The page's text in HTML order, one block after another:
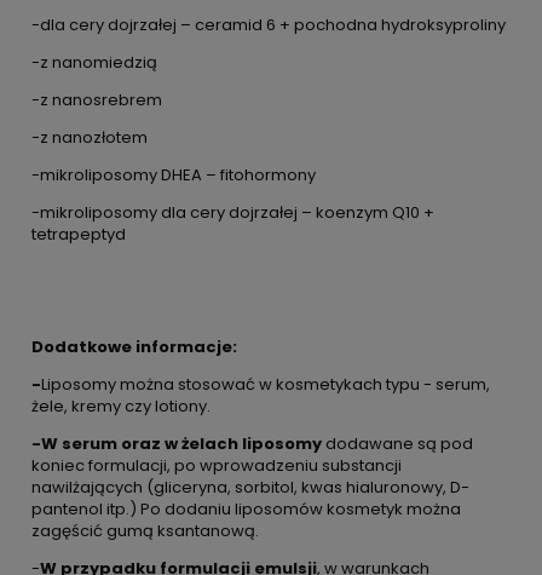
-dla cery dojrzałej – ceramid 6 + pochodna hydroksyproliny
-z nanomiedzią
-z nanosrebrem
-z nanozłotem
-mikroliposomy DHEA – fitohormony
-mikroliposomy dla cery dojrzałej – koenzym Q10 +
tetrapeptyd
Dodatkowe informacje:
-Liposomy można stosować w kosmetykach typu - serum,
żele, kremy czy lotiony.
-W serum oraz w żelach liposomy dodawane są pod
koniec formulacji, po wprowadzeniu substancji
nawilżających (gliceryna, sorbitol, kwas hialuronowy, D-
pantenol itp.) Po dodaniu liposomów kosmetyk można
zagęścić gumą ksantanową.
-W przypadku formulacji emulsji, w warunkach